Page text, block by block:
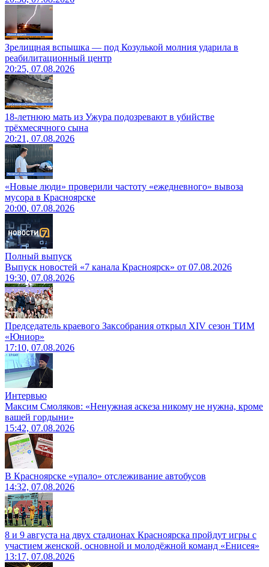
Зрелищная вспышка — под Козулькой молния ударила в
реабилитационный центр
20:25, 07.08.2026
18-летнюю мать из Ужура подозревают в убийстве
трёхмесячного сына
20:21, 07.08.2026
«Новые люди» проверили частоту «ежедневного» вывоза
мусора в Красноярске
20:00, 07.08.2026
Полный выпуск
Выпуск новостей «7 канала Красноярск» от 07.08.2026
19:30, 07.08.2026
Председатель краевого Заксобрания открыл XIV сезон ТИМ
«Юниор»
17:10, 07.08.2026
Интервью
Максим Смоляков: «Ненужная аскеза никому не нужна, кроме
вашей гордыни»
15:42, 07.08.2026
В Красноярске «упало» отслеживание автобусов
14:32, 07.08.2026
8 и 9 августа на двух стадионах Красноярска пройдут игры с
участием женской, основной и молодёжной команд «Енисея»
13:17, 07.08.2026